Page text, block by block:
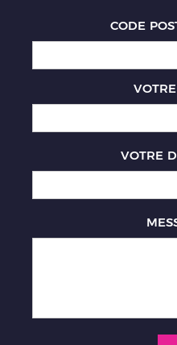
CODE
VOTRE